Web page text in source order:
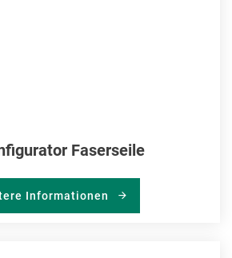
Faserseile
Informationen